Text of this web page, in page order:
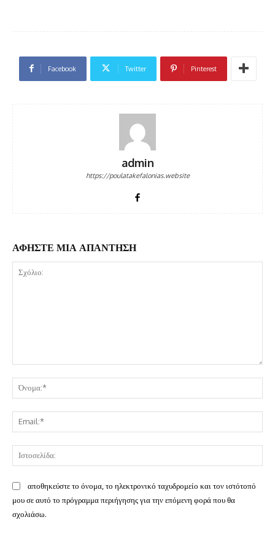
Facebook Twitter Pinterest
admin
https://poulatakefalonias.website
ΑΦΗΣΤΕ ΜΙΑ ΑΠΑΝΤΗΣΗ
αποθηκεύστε το όνομα, το ηλεκτρονικό ταχυδρομείο και τον ιστότοπό
μου σε αυτό το πρόγραμμα περιήγησης για την επόμενη φορά που θα
σχολιάσω.